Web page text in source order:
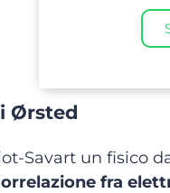
Ørsted
Savart un fisico
fra